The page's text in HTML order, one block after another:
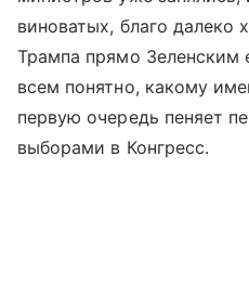
виноватых, благо далеко
Трампа прямо Зеленским
всем понятно, какому
первую очередь пеняет
выборами в Конгресс.